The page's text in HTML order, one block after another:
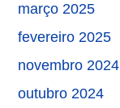
março 2025
fevereiro 2025
novembro 2024
outubro 2024